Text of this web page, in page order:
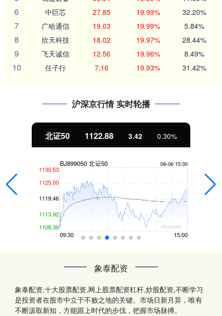
6 中巨芯 27.85 19.99% 32.20%
7 广哈通信 19.03 19.99% 5.84%
8 欣天科技 18.02 19.97% 28.44%
9 飞天诚信 12.56 19.96% 8.49%
10 任子行 7.16 19.93% 31.42%
沪深京行情 实时轮播
北证50 1122.88 3.42 0.30%
象泰配资
象泰配资,十大股票配资,网上股票配资杠杆,炒股配资,不断学习
是投资者在股市中立于不败之地的关键。市场日新月异，唯有
不断汲取新知，方能跟上时代的步伐，把握市场脉搏。